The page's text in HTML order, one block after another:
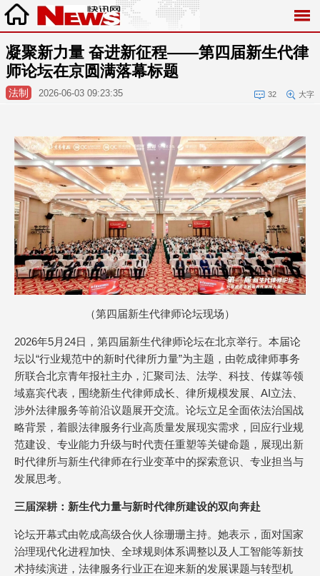
凝聚新力量 奋进新征程——第四届新生代律
师论坛在京圆满落幕标题
法制 2026-06-03 09:23:35 32 大字
（第四届新生代律师论坛现场）
2026年5月24日，第四届新生代律师论坛在北京举行。本届论
坛以“行业规范中的新时代律所力量”为主题，由乾成律师事务
所联合北京青年报社主办，汇聚司法、法学、科技、传媒等领
域嘉宾代表，围绕新生代律师成长、律所规模发展、AI立法、
涉外法律服务等前沿议题展开交流。论坛立足全面依法治国战
略背景，着眼法律服务行业高质量发展现实需求，回应行业规
范建设、专业能力升级与时代责任重塑等关键命题，展现出新
时代律所与新生代律师在行业变革中的探索意识、专业担当与
发展思考。
三届深耕：新生代力量与新时代律所建设的双向奔赴
论坛开幕式由乾成高级合伙人徐珊珊主持。她表示，面对国家
治理现代化进程加快、全球规则体系调整以及人工智能等新技
术持续演进，法律服务行业正在迎来新的发展课题与转型机